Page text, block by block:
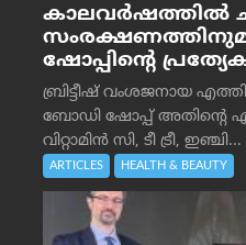
കാലവർഷത്തിൽ
ഷോപ്പിന്റെ
ബ്രിട്ടീഷ് വംശജനായ
ബോഡി ഷോപ്പ് അതിന്റെ
വിറ്റാമിൻ സി, ടീ ട്രീ, ഇഞ്ചി...
ARTICLES HEALTH & BEAUTY